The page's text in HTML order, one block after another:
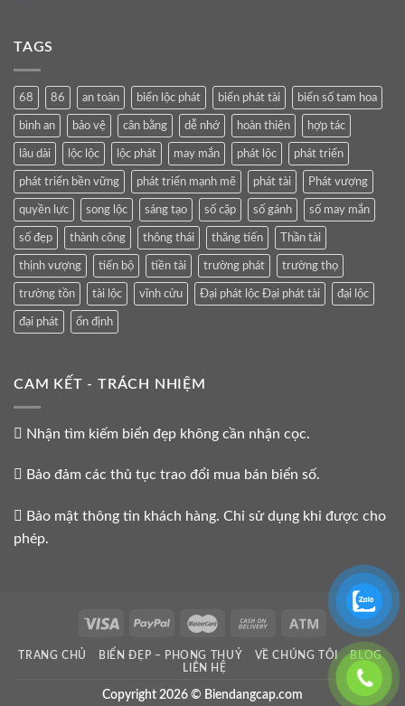
TAGS
68 86 an toàn biển lộc phát biển phát tài biển số tam hoa
bình an bảo vệ cân bằng dễ nhớ hoàn thiện hợp tác
lâu dài lộc lộc lộc phát may mắn phát lộc phát triển
phát triển bền vững phát triển mạnh mẽ phát tài Phát vượng
quyền lực song lộc sáng tạo số cặp số gánh số may mắn
số đẹp thành công thông thái thăng tiến Thần tài
thịnh vượng tiến bộ tiền tài trường phát trường thọ
trường tồn tài lộc vĩnh cửu Đại phát lộc Đại phát tài đại lộc
đại phát ổn định
CAM KẾT - TRÁCH NHIỆM
Nhận tìm kiếm biển đẹp không cần nhận cọc.
Bảo đảm các thủ tục trao đổi mua bán biển số.
Bảo mật thông tin khách hàng. Chỉ sử dụng khi được cho
phép.
TRANG CHỦ BIỂN ĐẸP – PHONG THUỶ VỀ CHÚNG TÔI
BLOG
LIÊN HỆ
Copyright 2026 © Biendangcap.com